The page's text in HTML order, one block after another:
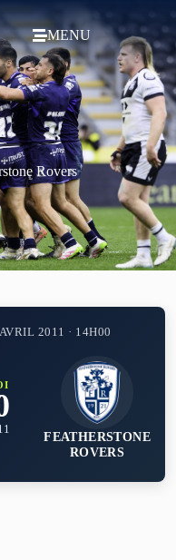
MENU
Rovers
2011 · 14H00
FEATHERSTONE
ROVERS